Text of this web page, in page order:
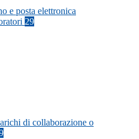
e posta elettronica
29
di collaborazione o